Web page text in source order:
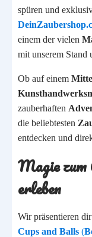
spüren und
einem der vielen
mit unserem
Ob auf einem
zauberhaften
die beliebtesten
entdecken und
Magie
erleben
Wir präsentieren
Cups and Balls (